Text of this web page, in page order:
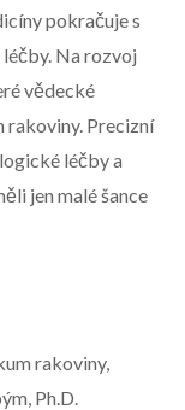
pokračuje s
Na rozvoj
vědecké
rakoviny. Precizní
léčby a
jen malé šance
rakoviny,
Ph.D.